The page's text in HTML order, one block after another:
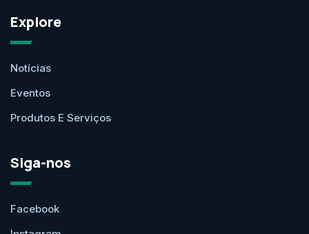
Explore
Notícias
Eventos
Produtos E Serviços
Siga-nos
Facebook